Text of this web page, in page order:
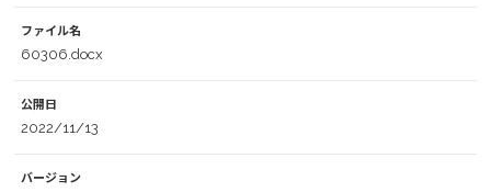
ファイル名
60306.docx
公開日
2022/11/13
バージョン